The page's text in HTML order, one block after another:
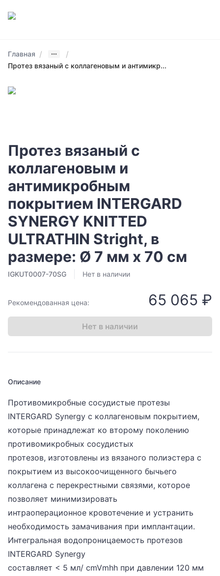
Главная / /
Протез вязаный с коллагеновым и антимикр...
Протез вязаный с
коллагеновым и
антимикробным
покрытием INTERGARD
SYNERGY KNITTED
ULTRATHIN Stright, в
размере: Ø 7 мм х 70 см
IGKUT0007-70SG Нет в наличии
Рекомендованная цена: 65 065 ₽
Нет в наличии
Описание
Противомикробные сосудистые протезы
INTERGARD Synergy с коллагеновым покрытием,
которые принадлежат ко второму поколению
противомикробных сосудистых
протезов, изготовлены из вязаного полиэстера с
покрытием из высокоочищенного бычьего
коллагена с перекрестными связями, которое
позволяет минимизировать
интраоперационное кровотечение и устранить
необходимость замачивания при имплантации.
Интегральная водопроницаемость протезов
INTERGARD Synergy
составляет < 5 мл/ cmVmhh при давлении 120 мм